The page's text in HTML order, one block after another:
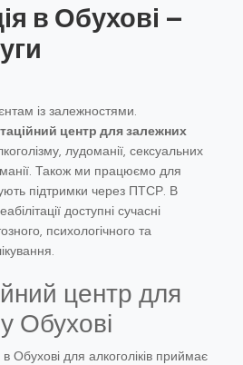
в Обухові –
із залежностями.
центр для залежних
лудоманії, сексуальних
Також ми працюємо для
підтримки через ПТСР. В
доступні сучасні
психологічного та
центр для
у Обухові
в Обухові для алкоголіків приймає